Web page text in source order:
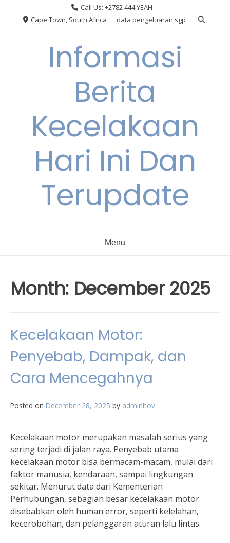
Call Us: +2782 444 YEAH
Cape Town, South Africa
data pengeluaran sgp
Informasi
Berita
Kecelakaan
Hari Ini Dan
Terupdate
Menu
Month: December 2025
Kecelakaan Motor:
Penyebab, Dampak, dan
Cara Mencegahnya
Posted on December 28, 2025 by adminhov
Kecelakaan motor merupakan masalah serius yang
sering terjadi di jalan raya. Penyebab utama
kecelakaan motor bisa bermacam-macam, mulai dari
faktor manusia, kendaraan, sampai lingkungan
sekitar. Menurut data dari Kementerian
Perhubungan, sebagian besar kecelakaan motor
disebabkan oleh human error, seperti kelelahan,
kecerobohan, dan pelanggaran aturan lalu lintas.